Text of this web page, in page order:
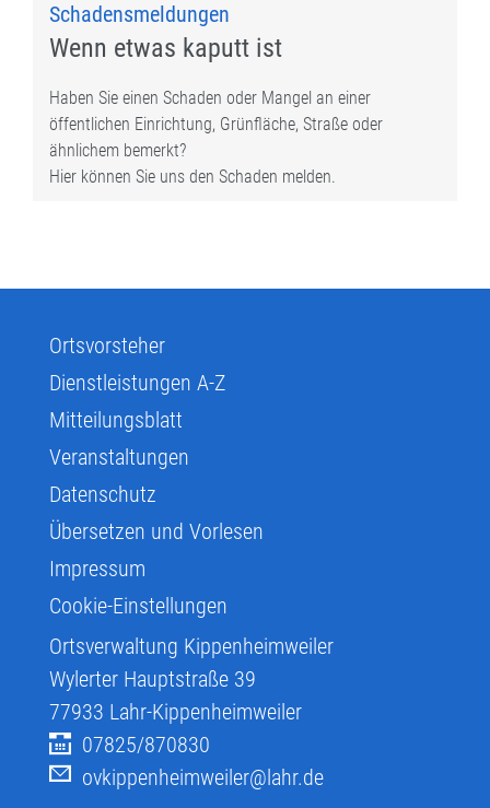
Schadensmeldungen
Wenn etwas kaputt ist
Haben Sie einen Schaden oder Mangel an einer
öffentlichen Einrichtung, Grünfläche, Straße oder
ähnlichem bemerkt?
Hier können Sie uns den Schaden melden.
Ortsvorsteher
Dienstleistungen A-Z
Mitteilungsblatt
Veranstaltungen
Datenschutz
Übersetzen und Vorlesen
Impressum
Cookie-Einstellungen
Ortsverwaltung Kippenheimweiler
Wylerter Hauptstraße 39
77933 Lahr-Kippenheimweiler
07825/870830
ovkippenheimweiler@lahr.de